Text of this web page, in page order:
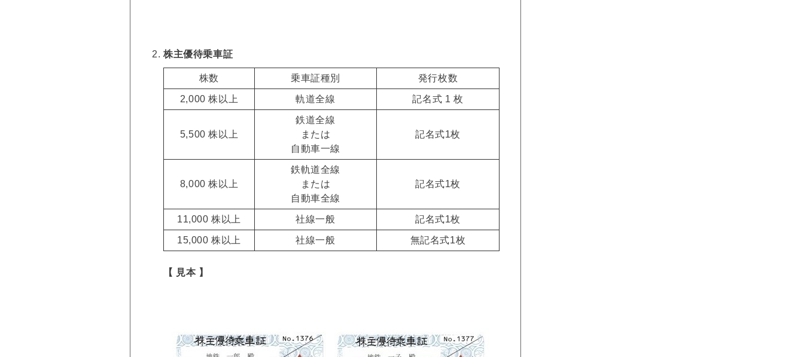
株主優待乗車証
株数 乗車証種別 発行枚数
2,000 株以上 軌道全線 記名式 1 枚
5,500 株以上
鉄道全線
または
自動車一線
記名式1枚
8,000 株以上
鉄軌道全線
または
自動車全線
記名式1枚
11,000 株以上 社線一般 記名式1枚
15,000 株以上 社線一般 無記名式1枚
【 見本 】